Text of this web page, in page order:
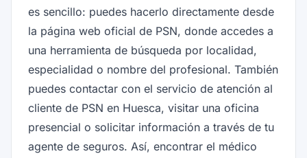
es sencillo: puedes hacerlo directamente desde
la página web oficial de PSN, donde accedes a
una herramienta de búsqueda por localidad,
especialidad o nombre del profesional. También
puedes contactar con el servicio de atención al
cliente de PSN en Huesca, visitar una oficina
presencial o solicitar información a través de tu
agente de seguros. Así, encontrar el médico